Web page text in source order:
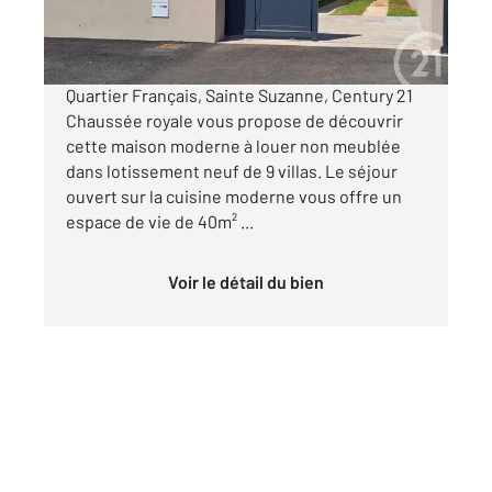
par mois charges comprises
Quartier Français, Sainte Suzanne, Century 21
Chaussée royale vous propose de découvrir
cette maison moderne à louer non meublée
dans lotissement neuf de 9 villas. Le séjour
ouvert sur la cuisine moderne vous offre un
espace de vie de 40m² ...
Voir le détail du bien